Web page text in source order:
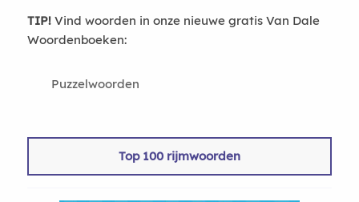
TIP!Vind woorden in onze nieuwe gratis Van Dale
Woordenboeken:
Puzzelwoorden
Top 100 rijmwoorden